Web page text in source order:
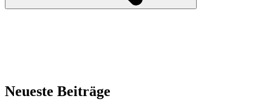
Neueste Beiträge